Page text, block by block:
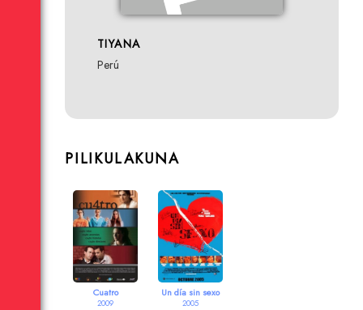
TIYANA
Perú
PILIKULAKUNA
Cuatro
2009
Un día sin sexo
2005